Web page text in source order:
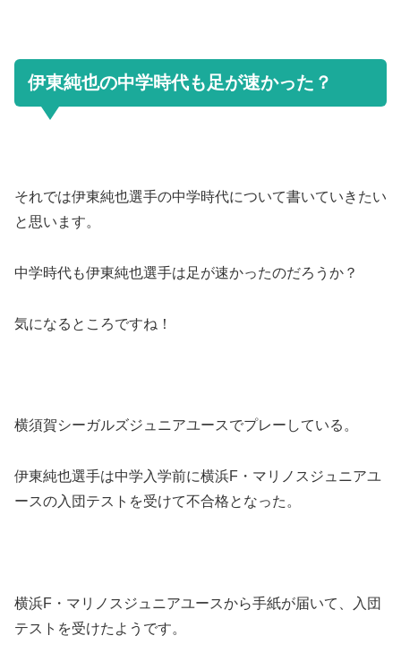
伊東純也の中学時代も足が速かった？
それでは伊東純也選手の中学時代について書いていきたい
と思います。
中学時代も伊東純也選手は足が速かったのだろうか？
気になるところですね！
横須賀シーガルズジュニアユースでプレーしている。
伊東純也選手は中学入学前に横浜F・マリノスジュニアユ
ースの入団テストを受けて不合格となった。
横浜F・マリノスジュニアユースから手紙が届いて、入団
テストを受けたようです。